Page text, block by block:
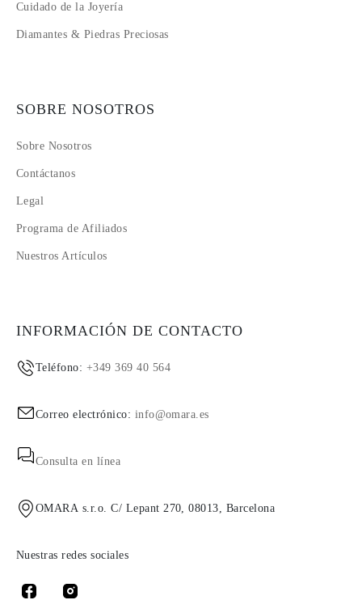
Cuidado de la Joyería
Diamantes & Piedras Preciosas
SOBRE NOSOTROS
Sobre Nosotros
Contáctanos
Legal
Programa de Afiliados
Nuestros Artículos
INFORMACIÓN DE CONTACTO
Teléfono: +349 369 40 564
Correo electrónico: info@omara.es
Consulta en línea
OMARA s.r.o. C/ Lepant 270, 08013, Barcelona
Nuestras redes sociales